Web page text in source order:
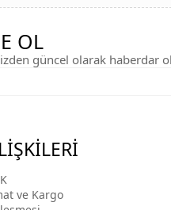
OL
güncel olarak haberdar
ve Kargo